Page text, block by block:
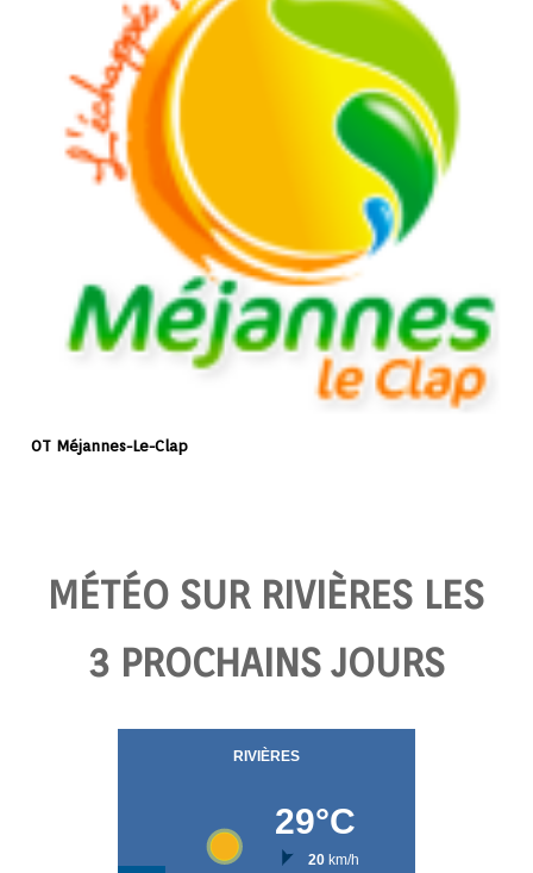
OT Méjannes-Le-Clap
MÉTÉO SUR RIVIÈRES LES
3 PROCHAINS JOURS